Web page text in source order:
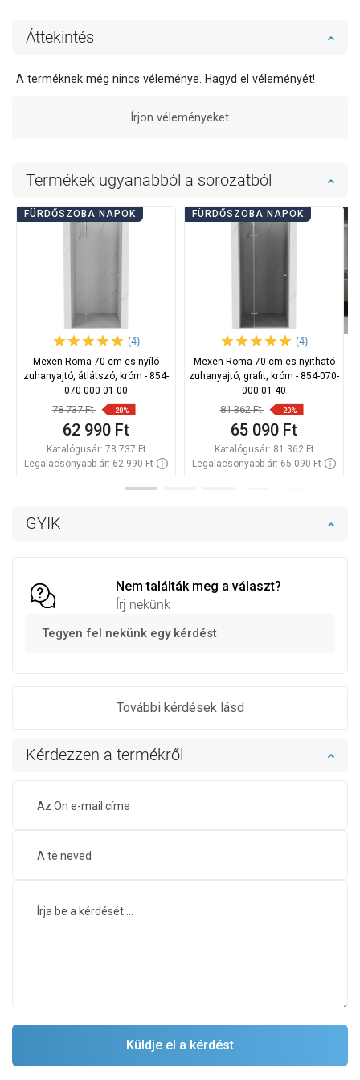
GYIK
Nem találták meg a választ?
Írj nekünk
Tegyen fel nekünk egy kérdést
További kérdések lásd
Áttekintés
A terméknek még nincs véleménye. Hagyd el véleményét!
Írjon véleményeket
Kérdezzen a termékről
Termékek ugyanabból a sorozatból
FÜRDŐSZOBA NAPOK
(4)
Mexen Roma 70 cm-es nyíló
zuhanyajtó, átlátszó, króm - 854-
070-000-01-00
78 737 Ft -20%
62 990 Ft
Katalógusár: 78 737 Ft
Legalacsonyabb ár: 62 990 Ft
FÜRDŐSZOBA NAPOK
(4)
Mexen Roma 70 cm-es nyitható
zuhanyajtó, grafit, króm - 854-070-
000-01-40
81 362 Ft -20%
65 090 Ft
Katalógusár: 81 362 Ft
Legalacsonyabb ár: 65 090 Ft